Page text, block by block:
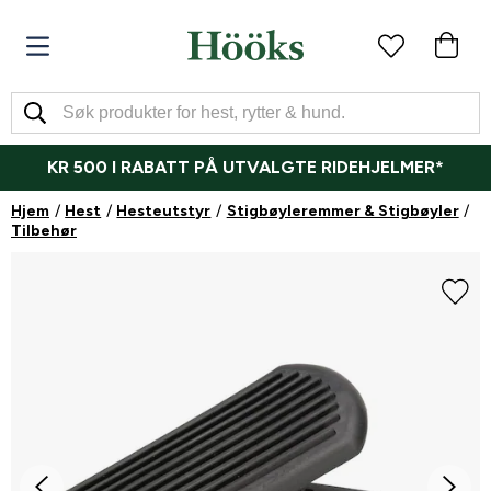
KR 500 I RABATT PÅ UTVALGTE RIDEHJELMER*
Hjem Hest Hesteutstyr
Stigbøyleremmer & Stigbøyler
Tilbehør